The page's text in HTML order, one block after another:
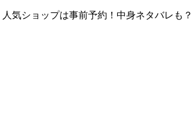
気ショップは事前予約！中身ネタバレも？